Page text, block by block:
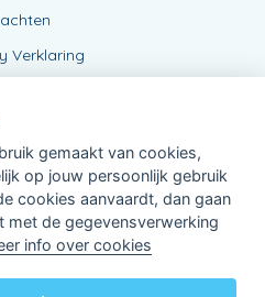
Verklaring
nv
gemaakt van cookies,
op jouw persoonlijk gebruik
cookies aanvaardt, dan gaan
met de gegevensverwerking
info over cookies